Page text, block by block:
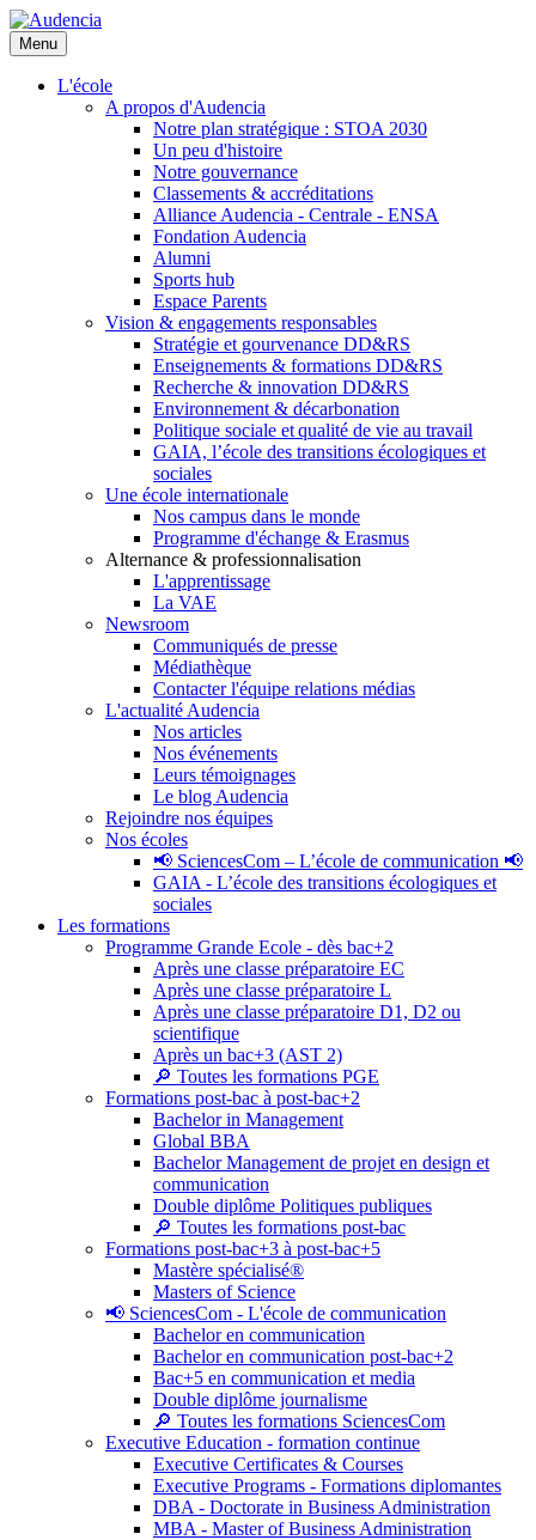
Aller
au
contenu
principal
Menu
L'école
A propos d'Audencia
Notre plan stratégique : STOA 2030
Un peu d'histoire
Notre gouvernance
Classements & accréditations
Alliance Audencia - Centrale - ENSA
Fondation Audencia
Alumni
Sports hub
Espace Parents
Vision & engagements responsables
Stratégie et gourvenance DD&RS
Enseignements & formations DD&RS
Recherche & innovation DD&RS
Environnement & décarbonation
Politique sociale et qualité de vie au travail
GAIA, l’école des transitions écologiques et
sociales
Une école internationale
Nos campus dans le monde
Programme d'échange & Erasmus
Alternance & professionnalisation
L'apprentissage
La VAE
Newsroom
Communiqués de presse
Médiathèque
Contacter l'équipe relations médias
L'actualité Audencia
Nos articles
Nos événements
Leurs témoignages
Le blog Audencia
Rejoindre nos équipes
Nos écoles
📢 SciencesCom – L’école de communication 📢
GAIA - L’école des transitions écologiques et
sociales
Les formations
Programme Grande Ecole - dès bac+2
Après une classe préparatoire EC
Après une classe préparatoire L
Après une classe préparatoire D1, D2 ou
scientifique
Après un bac+3 (AST 2)
🔎 Toutes les formations PGE
Formations post-bac à post-bac+2
Bachelor in Management
Global BBA
Bachelor Management de projet en design et
communication
Double diplôme Politiques publiques
🔎 Toutes les formations post-bac
Formations post-bac+3 à post-bac+5
Mastère spécialisé®
Masters of Science
📢 SciencesCom - L'école de communication
Bachelor en communication
Bachelor en communication post-bac+2
Bac+5 en communication et media
Double diplôme journalisme
🔎 Toutes les formations SciencesCom
Executive Education - formation continue
Executive Certificates & Courses
Executive Programs - Formations diplomantes
DBA - Doctorate in Business Administration
MBA - Master of Business Administration